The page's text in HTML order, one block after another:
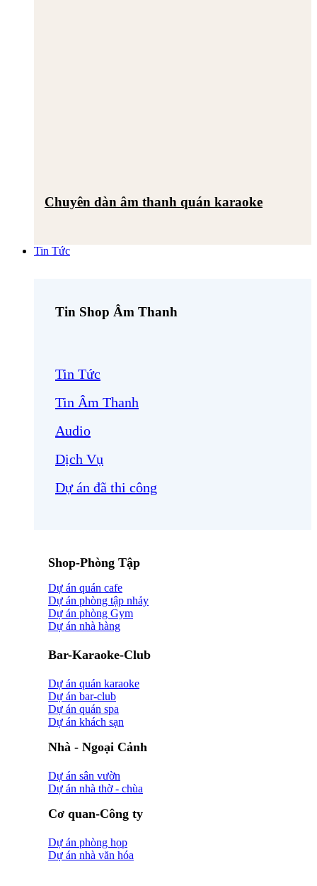
Chuyên dàn âm thanh quán karaoke
Tin Tức
Tin Shop Âm Thanh
Tin Tức
Tin Âm Thanh
Audio
Dịch Vụ
Dự án đã thi công
Shop-Phòng Tập
Dự án quán cafe
Dự án phòng tập nhảy
Dự án phòng Gym
Dự án nhà hàng
Bar-Karaoke-Club
Dự án quán karaoke
Dự án bar-club
Dự án quán spa
Dự án khách sạn
Nhà - Ngoại Cảnh
Dự án sân vườn
Dự án nhà thờ - chùa
Cơ quan-Công ty
Dự án phòng họp
Dự án nhà văn hóa